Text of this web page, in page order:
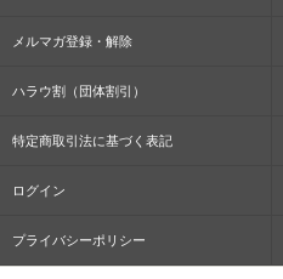
メルマガ登録・解除
ハラウ割（団体割引）
特定商取引法に基づく表記
ログイン
プライバシーポリシー